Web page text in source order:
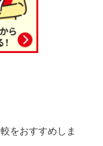
をおすすめしま